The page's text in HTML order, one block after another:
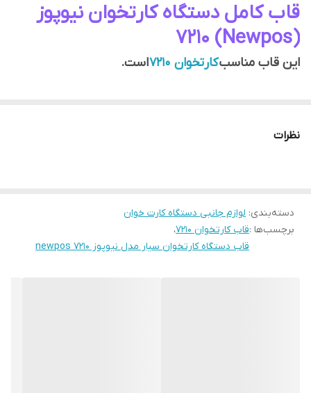
قاب کامل دستگاه کارتخوان نیوپوز
(Newpos) 7210
این قاب مناسبکارتخوان 7210 است.
نظرات
دسته‌بندی: لوازم جانبی دستگاه کارت خوان
برچسب‌ها :قاب کارتخوان 7210
،
قاب دستگاه کارتخوان سیار مدل نیوپوز newpos 7210